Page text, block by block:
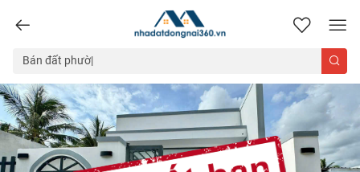
nhadatdongnai360.vn